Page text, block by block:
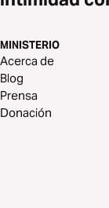
MINISTERIO
Acerca de
Blog
Prensa
Donación